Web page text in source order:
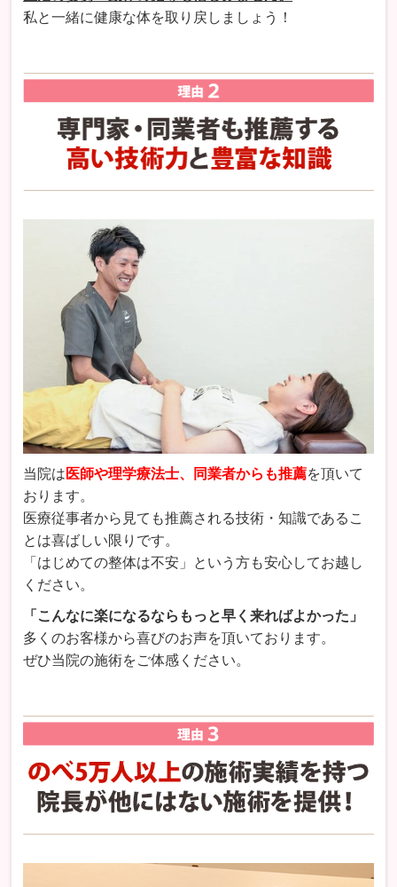
私と一緒に健康な体を取り戻しましょう！
当院は 医師や理学療法士、同業者からも推薦を頂いて
おります。
医療従事者から見ても推薦される技術・知識であるこ
とは喜ばしい限りです。
「はじめての整体は不安」という方も安心してお越し
ください。
「こんなに楽になるならもっと早く来ればよかった」
多くのお客様から喜びのお声を頂いております。
ぜひ当院の施術をご体感ください。